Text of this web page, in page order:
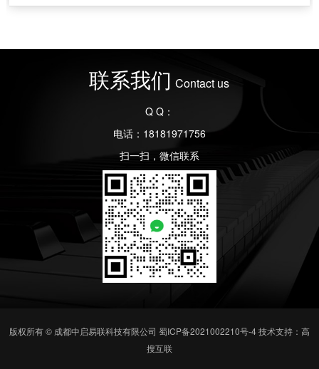
联系我们 Contact us
Q Q：
电话：18181971756
扫一扫，微信联系
版权所有 © 成都中启易联科技有限公司 蜀ICP备2021002210号-4技术支持：高
搜互联